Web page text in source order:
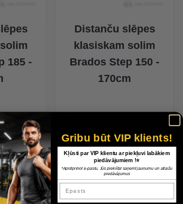
185 -
Distanču slēpes
klasiskam solim
Brados Step 150 -
170cm
Gribu būt VIP klients!
Kļūsti par VIP klientu ar piekļuvi labākiem
piedāvājumiem !⭐
*Apstiprinot e-pastu, Jūs piekrītat saņemt jaunumu un atlaižu
piedāvājumus
Epasts